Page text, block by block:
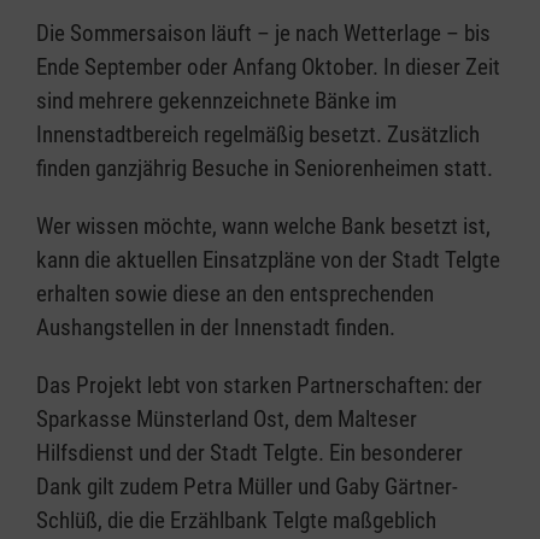
Die Sommersaison läuft – je nach Wetterlage – bis
Ende September oder Anfang Oktober. In dieser Zeit
sind mehrere gekennzeichnete Bänke im
Innenstadtbereich regelmäßig besetzt. Zusätzlich
finden ganzjährig Besuche in Seniorenheimen statt.
Wer wissen möchte, wann welche Bank besetzt ist,
kann die aktuellen Einsatzpläne von der Stadt Telgte
erhalten sowie diese an den entsprechenden
Aushangstellen in der Innenstadt finden.
Das Projekt lebt von starken Partnerschaften: der
Sparkasse Münsterland Ost, dem Malteser
Hilfsdienst und der Stadt Telgte. Ein besonderer
Dank gilt zudem Petra Müller und Gaby Gärtner-
Schlüß, die die Erzählbank Telgte maßgeblich